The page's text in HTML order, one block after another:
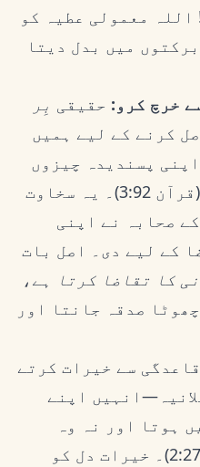
اللہ معمولی عطیہ کو
میں بدل دیتا
خرچ کرو: حقیقی بِر
کرنے کے لیے ہمیں
پسندیدہ چیزوں
میں سے خرچ کرنا چاہیے (قرآن 3:92)۔ یہ سخاوت
صحابہ نے اپنی
کے لیے دی۔ اصل بات
کا تقاضا کرتا ہے ،
صدقہ جانتا اور
سے خیرات کرتے
اپنے
ہوتا اور نہ وہ
غمگین ہوتے ہیں (قرآن 2:274)۔ خیرات دل کو